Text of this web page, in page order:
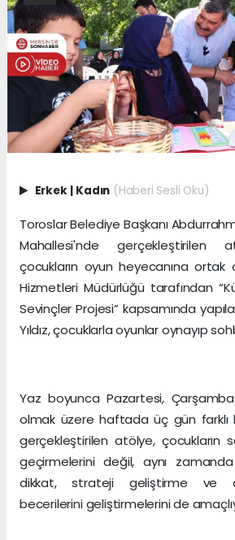
Erkek | Kadın (Haberi Sesli Oku)
Toroslar Belediye Başkanı
Mahallesi'nde gerçekleştirilen
çocukların oyun heyecanına ortak
Hizmetleri Müdürlüğü tarafından
Sevinçler Projesi” kapsamında
Yıldız, çocuklarla oyunlar oynayıp
Yaz boyunca Pazartesi,
olmak üzere haftada üç gün farklı
gerçekleştirilen atölye, çocukların
geçirmelerini değil, aynı
dikkat, strateji geliştirme ve
becerilerini geliştirmelerini de